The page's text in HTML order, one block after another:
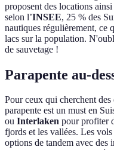
proposent des locations
selon l’INSEE, 25 % des
nautiques régulièrement, ce
lacs sur la population.
de sauvetage !
Parapente au-
Pour ceux qui cherchent
parapente est un must en
ou Interlaken pour profiter
fjords et les vallées. Les
options de tandem avec des